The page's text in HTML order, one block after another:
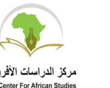
كتب